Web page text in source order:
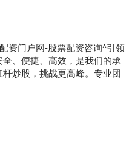
资门户网-股票配资咨询^引领
、便捷、高效，是我们的承
炒股，挑战更高峰。专业团